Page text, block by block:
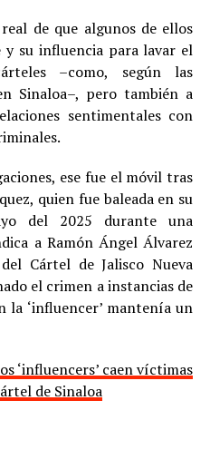
de que algunos de ellos
su influencia para lavar el
–como, según las
Sinaloa–, pero también a
sentimentales con
ese fue el móvil tras
quien fue baleada en su
del 2025 durante una
a Ramón Ángel Álvarez
Cártel de Jalisco Nueva
el crimen a instancias de
la ‘influencer’ mantenía un
‘influencers’ caen víctimas
de Sinaloa